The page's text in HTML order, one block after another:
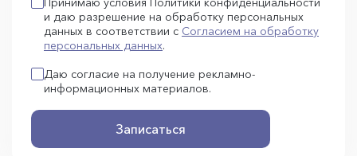
и даю разрешение на обработку персональных
данных в соответствии с Согласием на обработку
персональных данных.
Даю согласие на получение рекламно-
информационных материалов.
Записаться